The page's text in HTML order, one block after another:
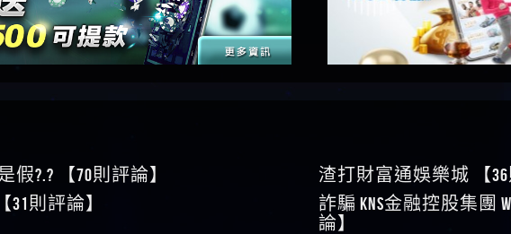
教
弘
嗎
被
銷
騙
詐
【陳順堪】星匯娛樂城出金
幾次後贏錢就不給出金
【陳順堪】黑網出金幾次後
贏了就不出金出
【玩運彩】
【盧鴻傑】請問一下100多萬
會出金嗎，有誰可以回答
【王亞廷】LINE:kK605638
【王亞廷】#免費手遊#錢龍
假?.? 【70則評論】
渣打財富通娛樂城 【
31則評論】
詐騙 kns金融控股集團
論】